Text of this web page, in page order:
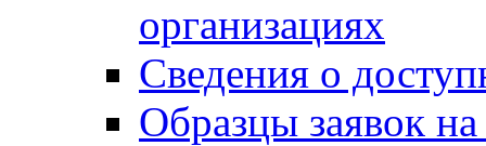
организациях
Сведения о
Образцы заявок